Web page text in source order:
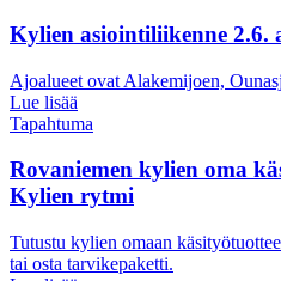
Kylien asiointiliikenne 2.6.
Ajoalueet ovat Alakemijoen,
Lue lisää
Tapahtuma
Rovaniemen kylien oma
Kylien rytmi
Tutustu kylien omaan
tai osta tarvikepaketti.